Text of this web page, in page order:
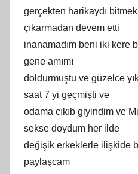
gerçekten harikaydı
çıkarmadan devem etti
inanamadım beni iki kere
gene amımı
doldurmuştu ve güzelce
saat 7 yi geçmişti ve
odama cıkıb giyindim ve
sekse doydum her ilde
değişik erkeklerle ilişkide
paylaşcam